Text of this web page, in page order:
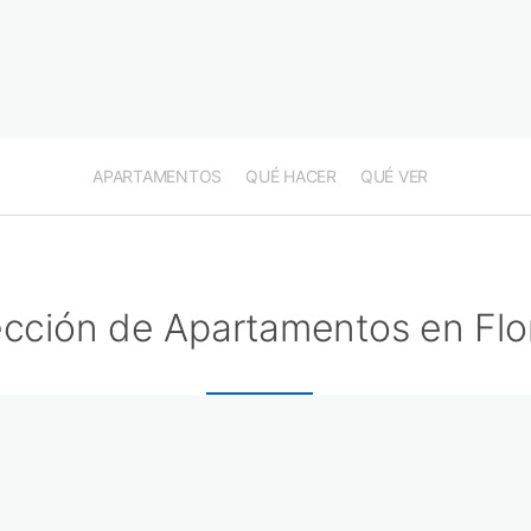
APARTAMENTOS QUÉ HACER QUÉ VER
de Apartamentos en